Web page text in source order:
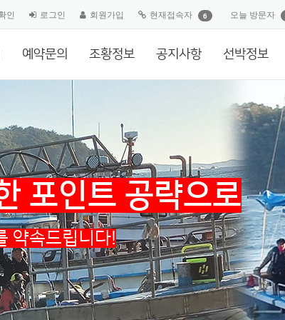
인 로그인 회원가입 현재접속자 6 오늘 방문자
예약문의 조황정보 공지사항 선박정보
포인트 공략으로
약속드립니다!